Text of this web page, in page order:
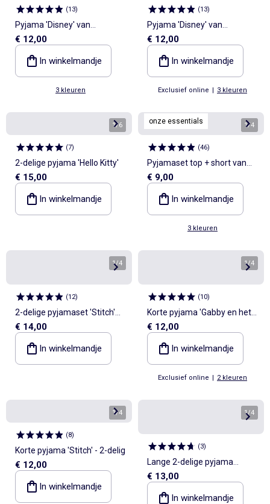
(13)
Pyjama 'Disney' van
katoenen jerseytricot
€ 12,00
In winkelmandje
3 kleuren
(13)
Pyjama 'Disney' van
katoenjersey
€ 12,00
In winkelmandje
Exclusief online | 3 kleuren
1/6
(7)
2-delige pyjama 'Hello Kitty'
€ 15,00
In winkelmandje
onze essentials 1/4
(46)
Pyjamaset top + short van
ribkatoen
€ 9,00
In winkelmandje
3 kleuren
1/4
(12)
2-delige pyjamaset 'Stitch'
'Disney' met overhemd met
korte mouwen en short
€ 14,00
In winkelmandje
1/4
(10)
Korte pyjama 'Gabby en het
Magische Huis' - 2-delig
€ 12,00
In winkelmandje
Exclusief online | 2 kleuren
1/4
(8)
Korte pyjama 'Stitch' - 2-delig
€ 12,00
In winkelmandje
1/4
(3)
Lange 2-delige pyjama
'Gabby en het Magische Huis'
€ 13,00
In winkelmandje